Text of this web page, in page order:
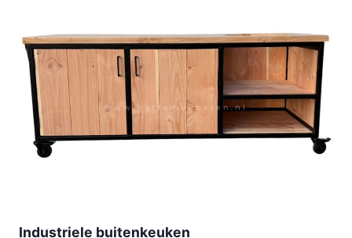
Industriele buitenkeuken